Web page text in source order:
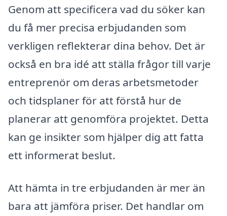
Genom att specificera vad du söker kan
du få mer precisa erbjudanden som
verkligen reflekterar dina behov. Det är
också en bra idé att ställa frågor till varje
entreprenör om deras arbetsmetoder
och tidsplaner för att förstå hur de
planerar att genomföra projektet. Detta
kan ge insikter som hjälper dig att fatta
ett informerat beslut.
Att hämta in tre erbjudanden är mer än
bara att jämföra priser. Det handlar om